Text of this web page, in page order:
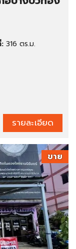
316 ตร.ม.
รายละเอียด
ขาย